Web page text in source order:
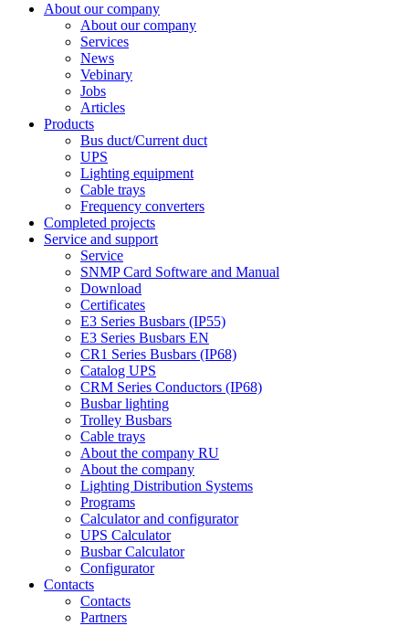
About our company
About our company
Services
News
Vebinary
Jobs
Articles
Products
Bus duct/Current duct
UPS
Lighting equipment
Cable trays
Frequency converters
Completed projects
Service and support
Service
SNMP Card Software and Manual
Download
Certificates
E3 Series Busbars (IP55)
E3 Series Busbars EN
CR1 Series Busbars (IP68)
Catalog UPS
CRM Series Conductors (IP68)
Busbar lighting
Trolley Busbars
Cable trays
About the company RU
About the company
Lighting Distribution Systems
Programs
Calculator and configurator
UPS Calculator
Busbar Calculator
Configurator
Contacts
Contacts
Partners